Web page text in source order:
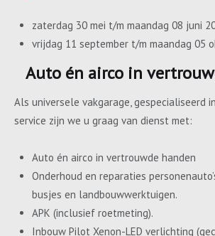
zaterdag 30 mei t/m maandag 08 juni
vrijdag 11 september t/m maandag 05
Auto én airco in
Als universele vakgarage, gespecialiseerd
service zijn we u graag van dienst met:
Auto én airco in vertrouwde handen
Onderhoud en reparaties
busjes en landbouwwerktuigen.
APK (inclusief roetmeting).
Inbouw Pilot Xenon-LED verlichting